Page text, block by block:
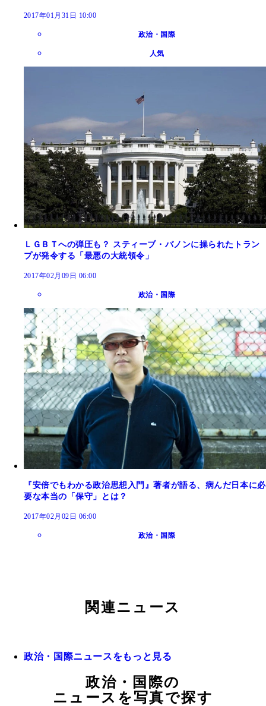
2017年01月31日 10:00
政治・国際
人気
ＬＧＢＴへの弾圧も？ スティーブ・バノンに操られたトラン
プが発令する「最悪の大統領令」
2017年02月09日 06:00
政治・国際
『安倍でもわかる政治思想入門』著者が語る、病んだ日本に必
要な本当の「保守」とは？
2017年02月02日 06:00
政治・国際
関連ニュース
政治・国際ニュースをもっと見る
政治・国際の
ニュースを写真で探す